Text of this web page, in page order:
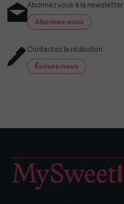
Abonnez vous à la newsletter
Abonnez-vous
Contactez la rédaction
Écrivez-nous